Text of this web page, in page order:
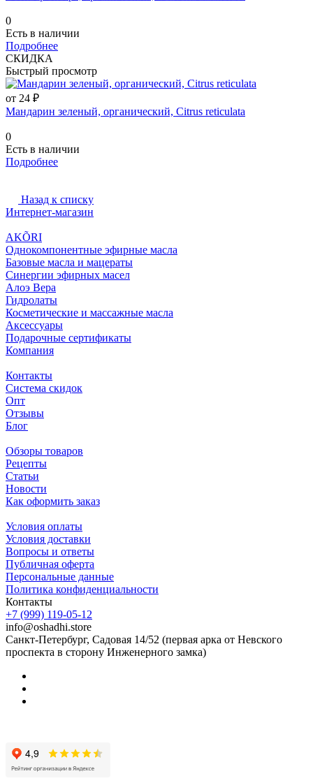
0
Есть в наличии
Подробнее
СКИДКА
Быстрый просмотр
от 24 ₽
Мандарин зеленый, органический, Citrus reticulata
0
Есть в наличии
Подробнее
Назад к списку
Интернет-магазин
AKÕRI
Однокомпонентные эфирные масла
Базовые масла и мацераты
Синергии эфирных масел
Алоэ Вера
Гидролаты
Косметические и массажные масла
Аксессуары
Подарочные сертификаты
Компания
Контакты
Система скидок
Опт
Отзывы
Блог
Обзоры товаров
Рецепты
Статьи
Новости
Как оформить заказ
Условия оплаты
Условия доставки
Вопросы и ответы
Публичная оферта
Персональные данные
Политика конфиденциальности
Контакты
+7 (999) 119-05-12
info@oshadhi.store
Санкт-Петербург, Садовая 14/52 (первая арка от Невского
проспекта в сторону Инженерного замка)